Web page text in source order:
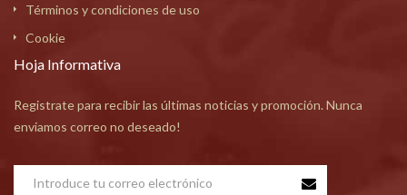
Términos y condiciones de uso
Cookie
Hoja Informativa
Registrate para recibir las últimas noticias y promoción. Nunca
enviamos correo no deseado!